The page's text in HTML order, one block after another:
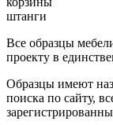
штанги
Все образцы
проекту в
Образцы имеют
поиска по сайту,